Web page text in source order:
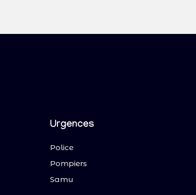
Urgences
Police
Pompiers
Samu